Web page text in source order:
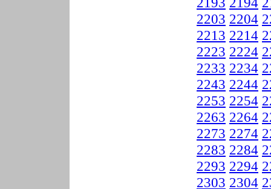
2203 2204
2213 2214
2223 2224
2233 2234
2243 2244
2253 2254
2263 2264
2273 2274
2283 2284
2293 2294
2303 2304